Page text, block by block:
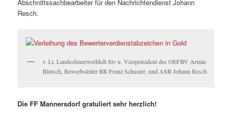
Abschnittssachbearbeiter für den Nachrichtendienst Johann
Resch.
v. Li. Landesfeuerwerhkdt.Stv u. Vizepräsident des OEFBV Armin
Blutsch, Bewerbsleiter BR Franz Schuster, und ASB Johann Resch
Die FF Mannersdorf gratuliert sehr herzlich!